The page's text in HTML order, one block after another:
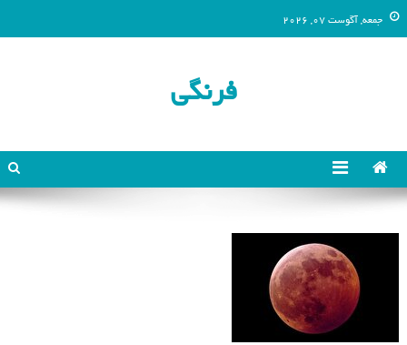
جمعه, آگوست 07, 2026
فرنگی